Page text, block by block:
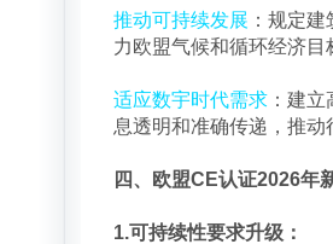
推动可持续发展 ：规定
力欧盟气候和循环经济目
适应数宇时代需求 ：建
息透明和准确传递，推
四、欧盟CE认证2026年
1.可持续性要求升级：